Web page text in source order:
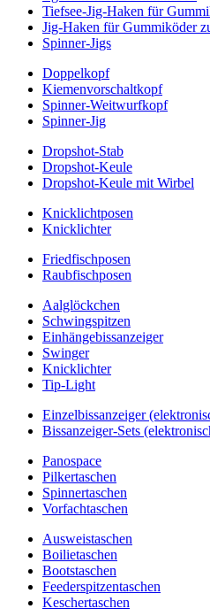
Tiefsee-Jig-Haken für
Jig-Haken für Gummiköder
Spinner-Jigs
Doppelkopf
Kiemenvorschaltkopf
Spinner-Weitwurfkopf
Spinner-Jig
Dropshot-Stab
Dropshot-Keule
Dropshot-Keule mit Wirbel
Knicklichtposen
Knicklichter
Friedfischposen
Raubfischposen
Aalglöckchen
Schwingspitzen
Einhängebissanzeiger
Swinger
Knicklichter
Tip-Light
Einzelbissanzeiger
Bissanzeiger-Sets
Panospace
Pilkertaschen
Spinnertaschen
Vorfachtaschen
Ausweistaschen
Boilietaschen
Bootstaschen
Feederspitzentaschen
Keschertaschen